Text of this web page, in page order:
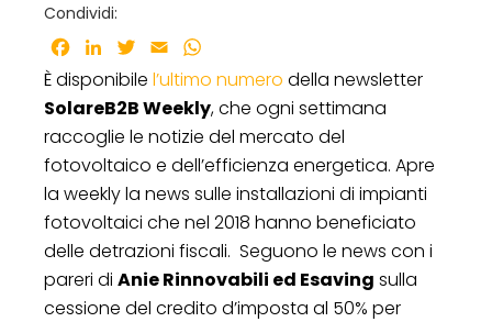
Condividi:
Facebook
LinkedInTwitter
Email
È disponibile l’ultimo numero della newsletter
SolareB2B Weekly, che ogni settimana
raccoglie le notizie del mercato del
fotovoltaico e dell’efficienza energetica. Apre
la weekly la news sulle installazioni di impianti
fotovoltaici che nel 2018 hanno beneficiato
delle detrazioni fiscali. Seguono le news con i
pareri di Anie Rinnovabili ed Esaving sulla
cessione del credito d’imposta al 50% per